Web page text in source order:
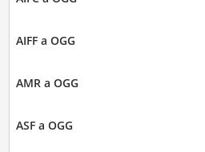
AIFF a OGG
AMR a OGG
ASF a OGG